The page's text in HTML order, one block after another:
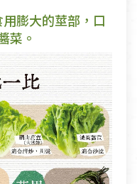
膨大的莖部，口
菜。